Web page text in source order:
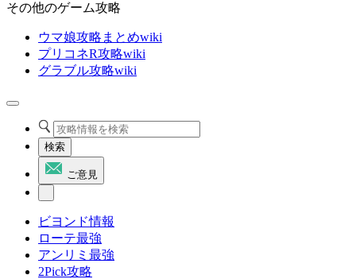
その他のゲーム攻略
ウマ娘攻略まとめwiki
プリコネR攻略wiki
グラブル攻略wiki
検索
ご意見
ビヨンド情報
ローテ最強
アンリミ最強
2Pick攻略